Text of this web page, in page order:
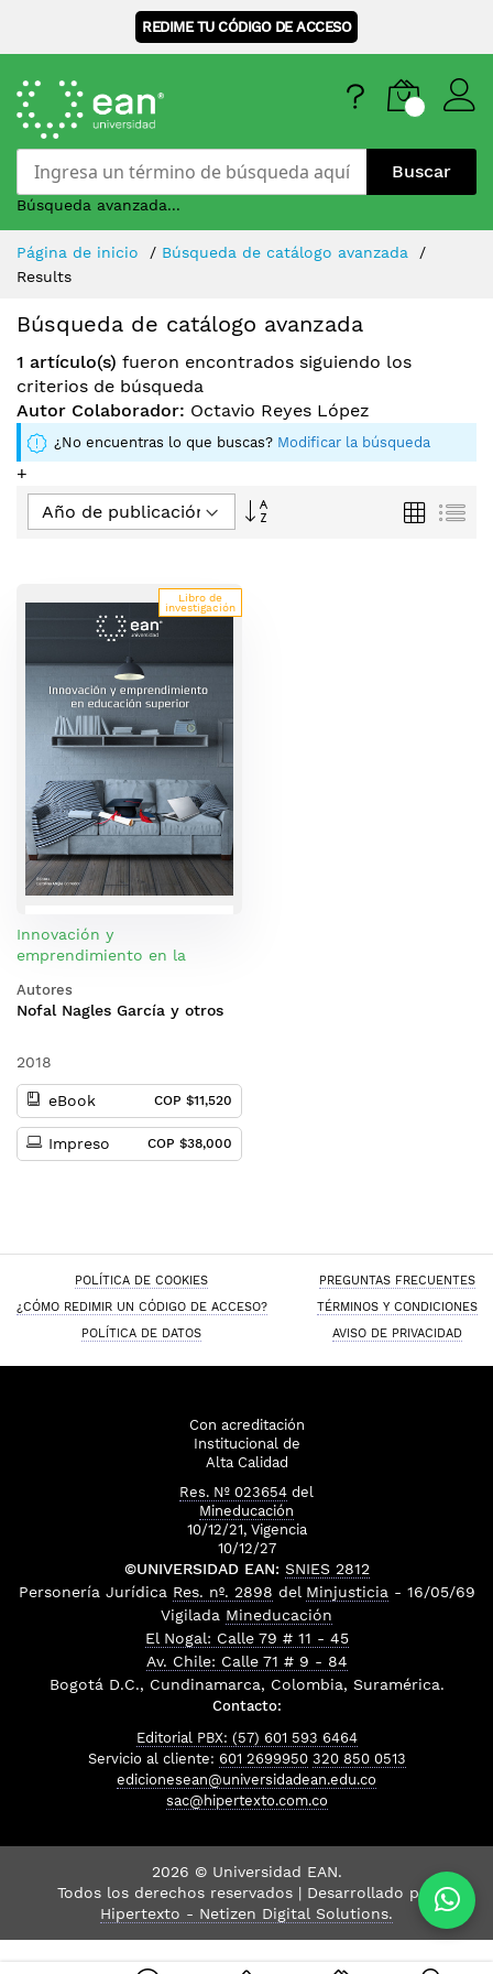
REDIME TU CÓDIGO DE ACCESO
Buscar
Búsqueda avanzada...
Skip
Content
Página de inicio
Búsqueda de catálogo avanzada
Results
Búsqueda de catálogo avanzada
1 artículo(s) fueron encontrados siguiendo los
criterios de búsqueda
Autor Colaborador: Octavio Reyes López
¿No encuentras lo que buscas? Modificar la búsqueda
+
Fijar
Parrilla
Libro de
investigación
Innovación y
emprendimiento en la
Autores
Nofal Nagles García y otros
2018
eBook COP $11,520
Impreso COP $38,000
POLÍTICA DE COOKIES
PREGUNTAS FRECUENTES
¿CÓMO REDIMIR UN CÓDIGO DE ACCESO?
TÉRMINOS Y CONDICIONES
POLÍTICA DE DATOS
AVISO DE PRIVACIDAD
Con acreditación
Institucional de
Alta Calidad
Res. Nº 023654 del
Mineducación
10/12/21, Vigencia
10/12/27
©UNIVERSIDAD EAN: SNIES 2812
Personería Jurídica Res. nº. 2898 del Minjusticia - 16/05/69
Vigilada Mineducación
El Nogal: Calle 79 # 11 - 45
Av. Chile: Calle 71 # 9 - 84
Bogotá D.C., Cundinamarca, Colombia, Suramérica.
Contacto:
Editorial PBX: (57) 601 593 6464
Servicio al cliente: 601 2699950 320 850 0513
edicionesean@universidadean.edu.co
sac@hipertexto.com.co
2026 © Universidad EAN.
Todos los derechos reservados | Desarrollado por
Hipertexto - Netizen Digital Solutions.